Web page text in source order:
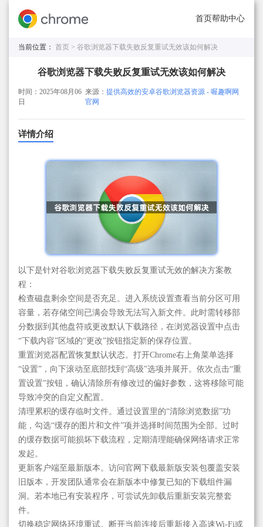
首页帮助中心
当前位置： 首页 > 谷歌浏览器下载失败反复重试无效该如何解决
谷歌浏览器下载失败反复重试无效该如何解决
时间：2025年08月06
日
来源：提供高效的安卓谷歌浏览器资源 - 喔趣啊网
官网
详情介绍
以下是针对谷歌浏览器下载失败反复重试无效的解决方案教
程：
检查磁盘剩余空间是否充足。进入系统设置查看当前分区可用
容量，若存储空间已满会导致无法写入新文件。此时需转移部
分数据到其他盘符或更改默认下载路径，在浏览器设置中点击
“下载内容”区域的“更改”按钮指定新的保存位置。
重置浏览器配置恢复默认状态。打开Chrome右上角菜单选择
“设置”，向下滚动至底部找到“高级”选项并展开。依次点击“重
置设置”按钮，确认清除所有修改过的偏好参数，这将移除可能
导致冲突的自定义配置。
清理累积的缓存临时文件。通过设置里的“清除浏览数据”功
能，勾选“缓存的图片和文件”项并选择时间范围为全部。过时
的缓存数据可能损坏下载流程，定期清理能确保网络请求正常
发起。
更新客户端至最新版本。访问官网下载最新版安装包覆盖安装
旧版本，开发团队通常会在新版本中修复已知的下载组件漏
洞。若本地已有安装程序，可尝试先卸载后重新安装完整套
件。
切换稳定网络环境重试。断开当前连接后重新接入高速Wi-Fi或